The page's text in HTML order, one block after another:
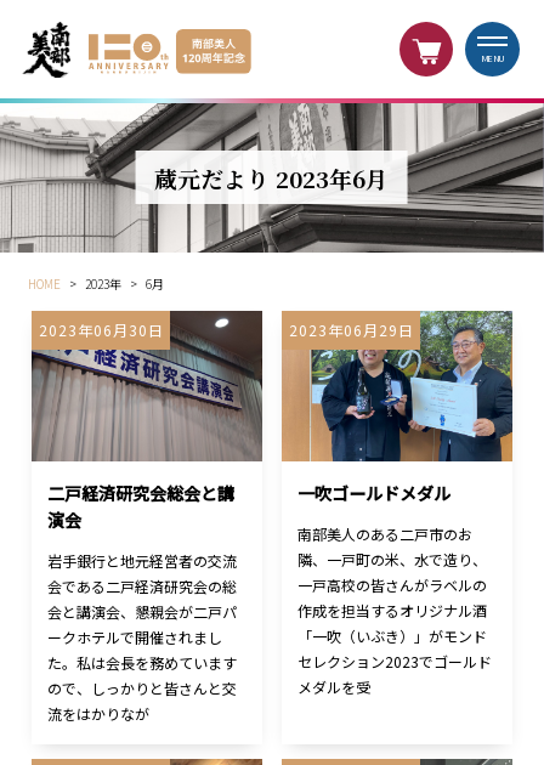
MENU
蔵元だより 2023年6月
HOME > 2023年 > 6月
2023年06月30日
二戸経済研究会総会と講
演会
岩手銀行と地元経営者の交流
会である二戸経済研究会の総
会と講演会、懇親会が二戸パ
ークホテルで開催されまし
た。私は会長を務めています
ので、しっかりと皆さんと交
流をはかりなが
2023年06月29日
一吹ゴールドメダル
南部美人のある二戸市のお
隣、一戸町の米、水で造り、
一戸高校の皆さんがラベルの
作成を担当するオリジナル酒
「一吹（いぶき）」がモンド
セレクション2023でゴールド
メダルを受